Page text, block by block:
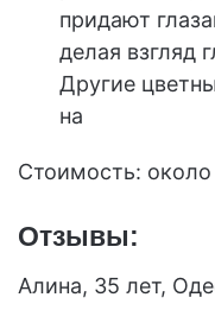
придают
делая взгляд
Другие
на
Стоимость: около
Отзывы:
Алина, 35 лет,